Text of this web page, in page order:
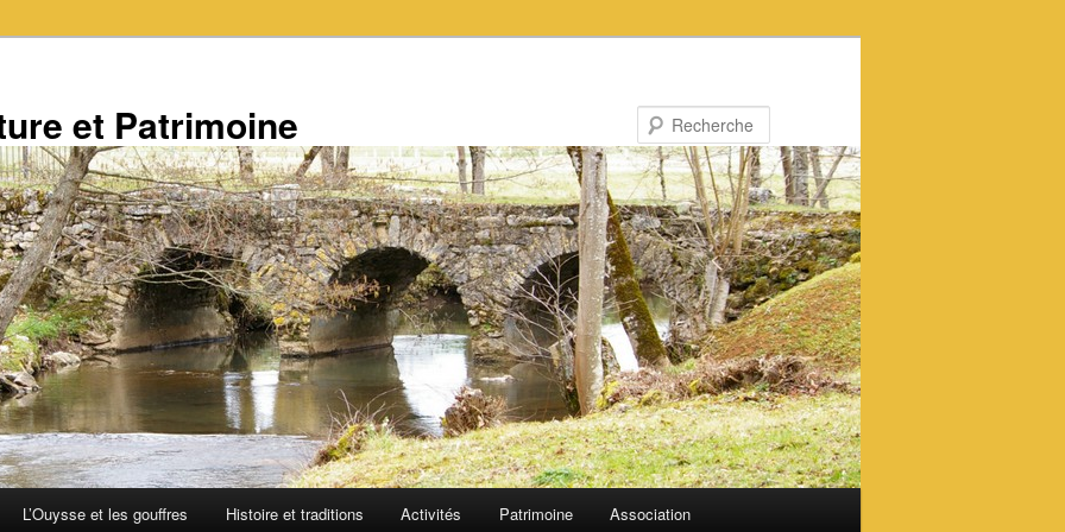
et Patrimoine
L’Ouysse et les gouffres Histoire et traditions Activités Patrimoine Association